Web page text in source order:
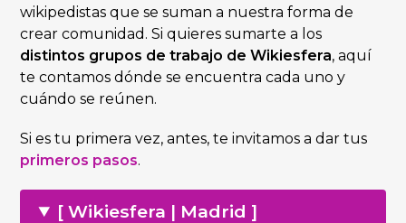
wikipedistas que se suman a nuestra forma de
crear comunidad. Si quieres sumarte a los
distintos grupos de trabajo de Wikiesfera, aquí
te contamos dónde se encuentra cada uno y
cuándo se reúnen.
Si es tu primera vez, antes, te invitamos a dar tus
primeros pasos.
[ Wikiesfera | Madrid ]